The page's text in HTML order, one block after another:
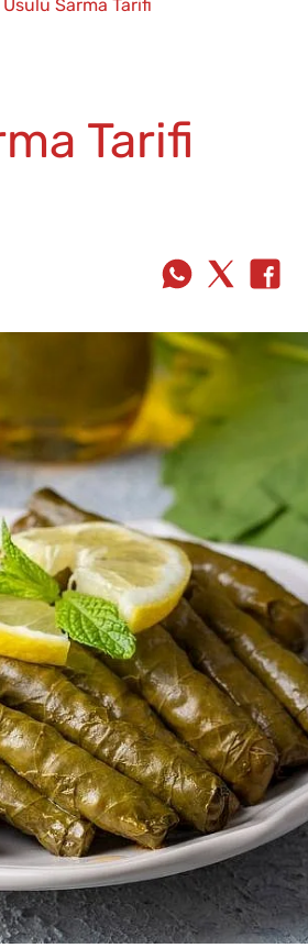
Sarma Tarifi
Tarifi